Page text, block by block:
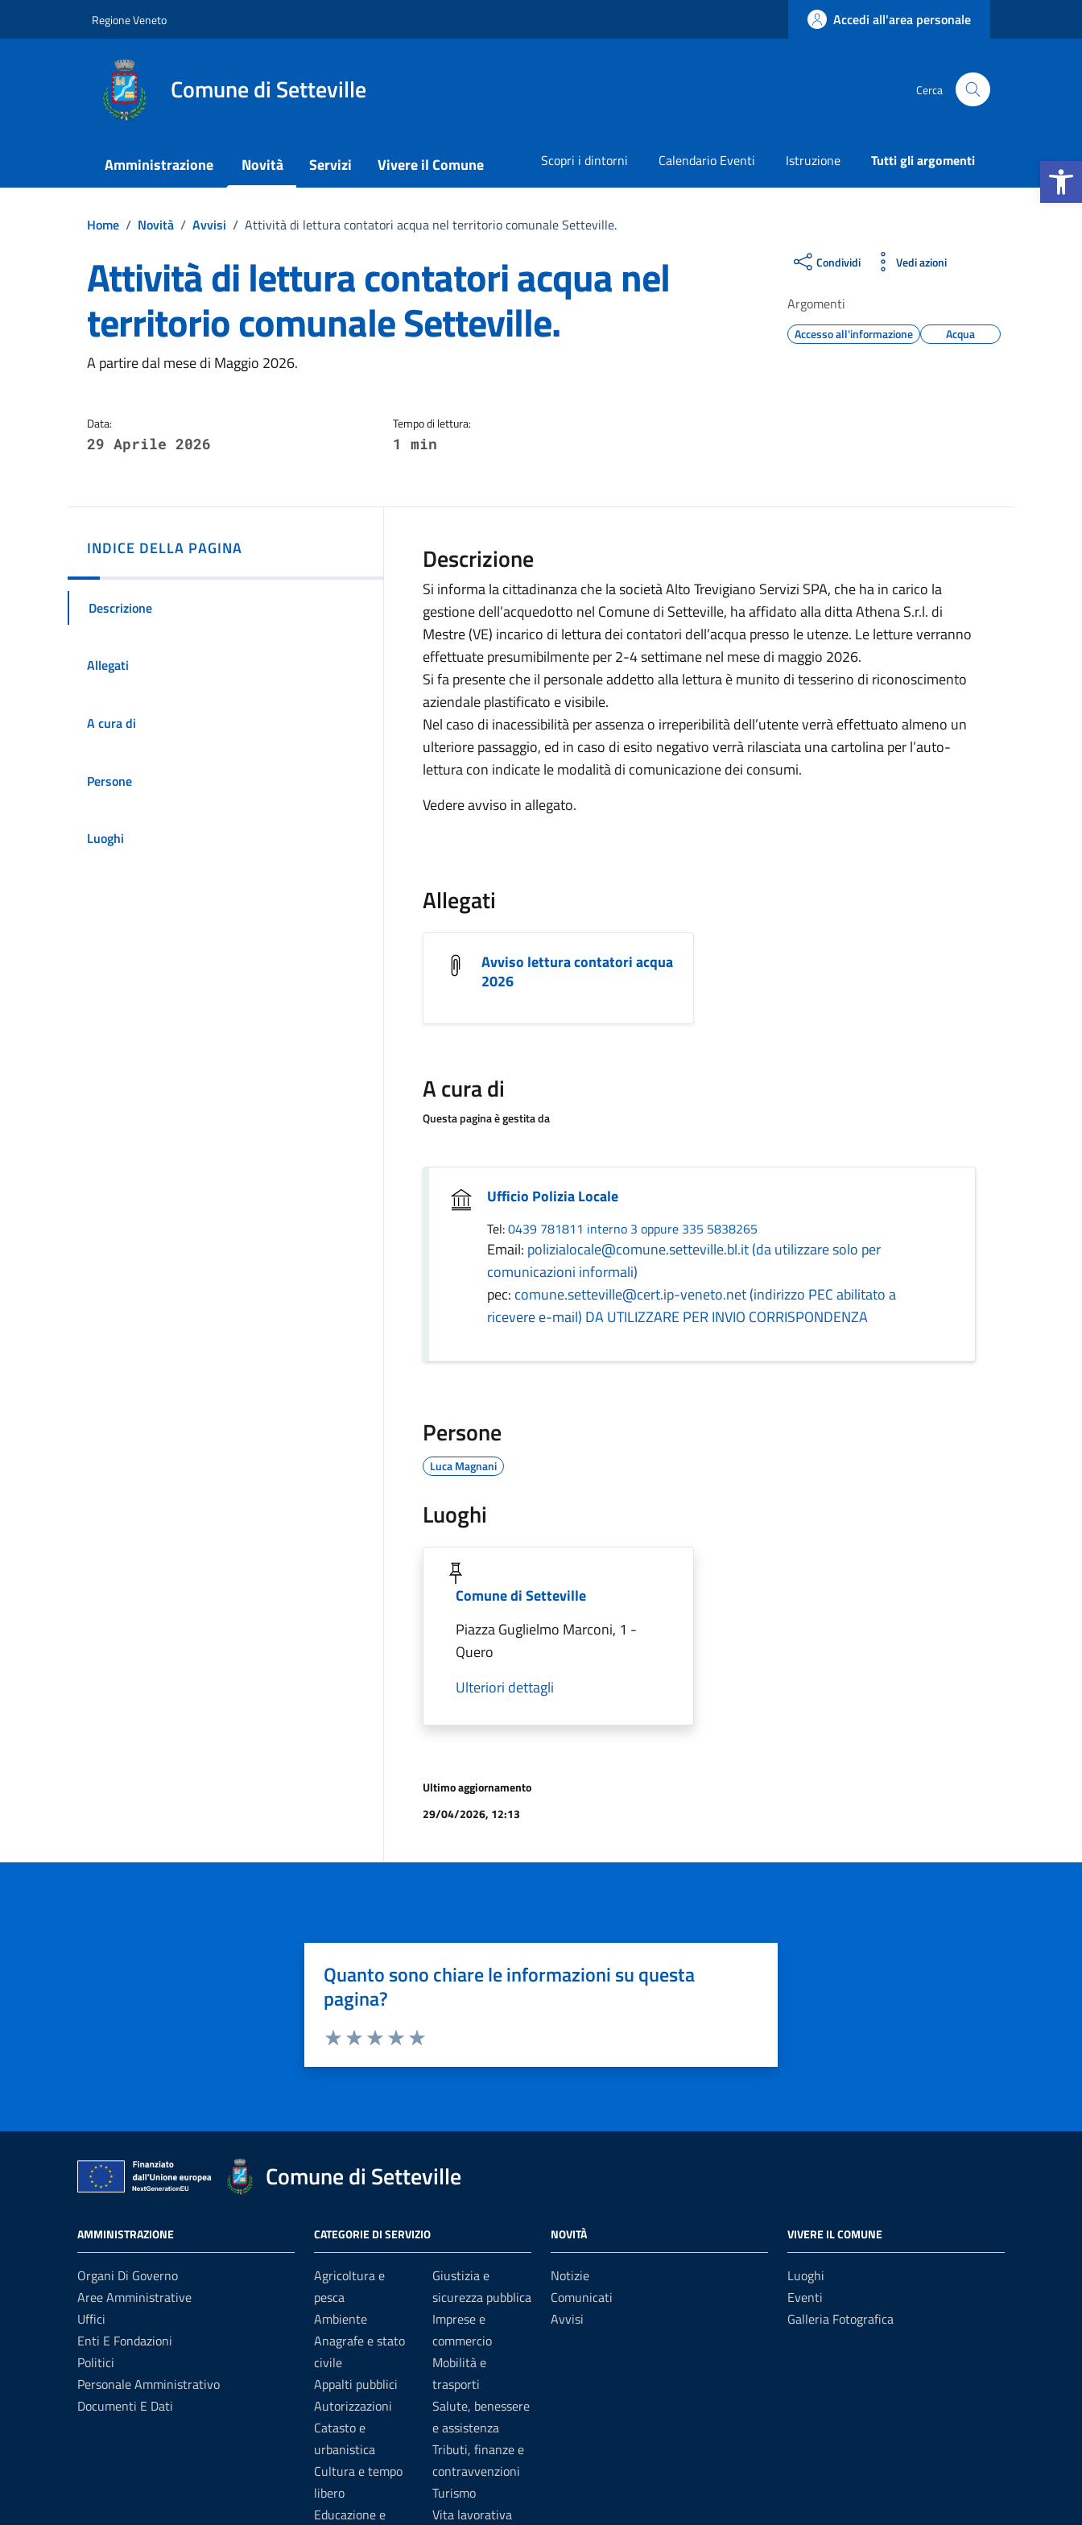
Apri la
Regione Veneto Accedi all'area personale
Comune di Setteville Cerca
Amministrazione Novità Servizi Vivere il Comune Scopri i dintorni Calendario Eventi Istruzione Tutti gli argomenti
Home / Novità / Avvisi / Attività di lettura contatori acqua nel territorio comunale Setteville.
Attività di lettura contatori acqua nel
territorio comunale Setteville.
Dettagli della notizia
A partire dal mese di Maggio 2026.
Data:
29 Aprile 2026
Tempo di lettura:
1 min
Condividi Vedi azioni
Argomenti
Accesso all'informazione Acqua
INDICE DELLA PAGINA
Descrizione
Allegati
A cura di
Persone
Luoghi
Descrizione
Si informa la cittadinanza che la società Alto Trevigiano Servizi SPA, che ha in carico la
gestione dell’acquedotto nel Comune di Setteville, ha affidato alla ditta Athena S.r.l. di
Mestre (VE) incarico di lettura dei contatori dell’acqua presso le utenze. Le letture verranno
effettuate presumibilmente per 2-4 settimane nel mese di maggio 2026.
Si fa presente che il personale addetto alla lettura è munito di tesserino di riconoscimento
aziendale plastificato e visibile.
Nel caso di inacessibilità per assenza o irreperibilità dell’utente verrà effettuato almeno un
ulteriore passaggio, ed in caso di esito negativo verrà rilasciata una cartolina per l’auto-
lettura con indicate le modalità di comunicazione dei consumi.
Vedere avviso in allegato.
Allegati
Avviso lettura contatori acqua
2026
A cura di
Questa pagina è gestita da
Ufficio Polizia Locale
Tel:0439 781811 interno 3 oppure 335 5838265
Email: polizialocale@comune.setteville.bl.it (da utilizzare solo per
comunicazioni informali)
pec: comune.setteville@cert.ip-veneto.net (indirizzo PEC abilitato a
ricevere e-mail) DA UTILIZZARE PER INVIO CORRISPONDENZA
Persone
Luca Magnani
Luoghi
Comune di Setteville
Piazza Guglielmo Marconi, 1 -
Quero
Ulteriori dettagli
Ultimo aggiornamento
29/04/2026, 12:13
Quanto sono chiare le informazioni su questa
pagina?
Comune di Setteville
AMMINISTRAZIONE
Organi Di Governo
Aree Amministrative
Uffici
Enti E Fondazioni
Politici
Personale Amministrativo
Documenti E Dati
CATEGORIE DI SERVIZIO
Agricoltura e
pesca
Ambiente
Anagrafe e stato
civile
Appalti pubblici
Autorizzazioni
Catasto e
urbanistica
Cultura e tempo
libero
Educazione e
Giustizia e
sicurezza pubblica
Imprese e
commercio
Mobilità e
trasporti
Salute, benessere
e assistenza
Tributi, finanze e
contravvenzioni
Turismo
Vita lavorativa
NOVITÀ
Notizie
Comunicati
Avvisi
VIVERE IL COMUNE
Luoghi
Eventi
Galleria Fotografica